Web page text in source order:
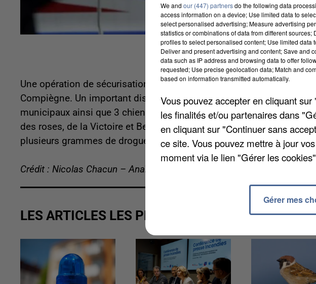
Une opération de sécurisation et de lutte contre les stupéfiants a été
Compiègne. Un important dispositif a été déployés dont 20
municipaux ainsi que 3 chiens. Selon nos informations, l'opération
des roses, de la Victoire et Bellicart. Elle a été menée de 13h45 à
plusieurs grammes de drogue. Une personne a été interpellée pour
Crédit : Nicolas Chacun – Anaïs Boubrit
LES ARTICLES LES PLUS VUS
We and our (447) partnersdo the following data
access information on a device; Use limited data to
select personalised advertising; Measure advertising
statistics or combinations of data from different
profiles to select personalised content; Use limited data
Deliver and present advertising and content; Save and
data such as IP address and browsing data to offer
requested; Use precise geolocation data; Match and
based on information transmitted automatically.
Vous pouvez accepter en cliquant
les finalités et/ou partenaires dans
en cliquant sur "Continuer sans
ce site. Vous pouvez mettre à jour
moment via le lien "Gérer les
Gérer mes